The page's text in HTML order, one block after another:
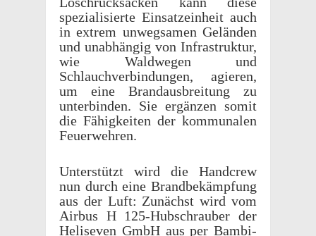
spezial­isierte Einsatzein­heit auch
in extrem unwegsamen Gelän­den
und unab­hängig von Infra­struk­tur,
wie Wald­we­gen und
Schlauchverbindun­gen, agieren,
um eine Bran­daus­bre­itung zu
unterbinden. Sie ergänzen somit
die Fähigkeiten der kommu­nalen
Feuerwehren.
Unter­stützt wird die Hand­crew
nun durch eine Brand­bekämp­fung
aus der Luft: Zunächst wird vom
Airbus H 125-Hubschrauber der
Heli­seven GmbH aus per Bambi-